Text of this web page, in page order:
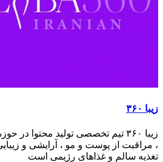
زیبا ۳۶۰
زیبا ۳۶۰ تیم تخصصی تولید محتوا
، مراقبت از پوست و مو ، آرایشی و
تغذیه سالم و غذاهای رژیمی است